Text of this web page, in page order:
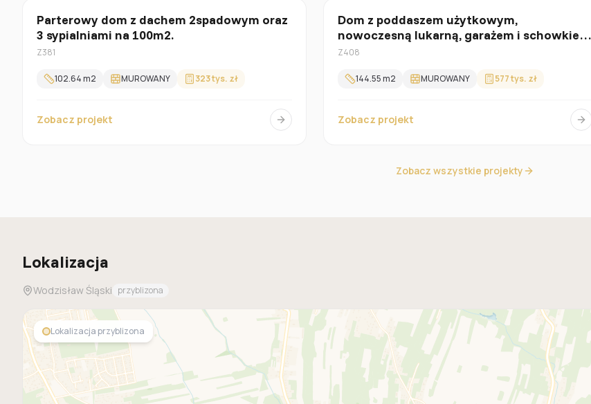
Parterowy
Parterowy dom z dachem 2spadowym oraz
3 sypialniami na 100m2.
Z381
102.64m2 MUROWANY 323 tys. zł
Zobacz projekt
Z poddaszem
Dom z poddaszem użytkowym,
nowoczesną lukarną, garażem i schowkiem
na rowery.
Z408
144.55m2 MUROWANY 577 tys. zł
Zobacz projekt
Zobacz wszystkie projekty
Lokalizacja
Wodzisław Śląski przyblizona
Lokalizacja przyblizona